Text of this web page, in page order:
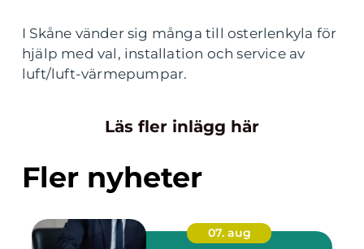
I Skåne vänder sig många till osterlenkyla för
hjälp med val, installation och service av
luft/luft-värmepumpar.
Läs fler inlägg här
Fler nyheter
07. aug